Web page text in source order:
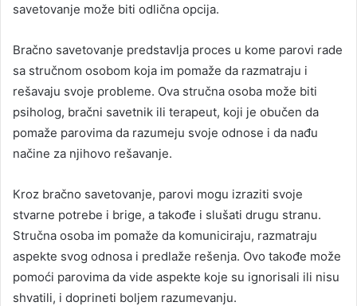
savetovanje može biti odlična opcija.
Bračno savetovanje predstavlja proces u kome parovi rade
sa stručnom osobom koja im pomaže da razmatraju i
rešavaju svoje probleme. Ova stručna osoba može biti
psiholog, bračni savetnik ili terapeut, koji je obučen da
pomaže parovima da razumeju svoje odnose i da nađu
načine za njihovo rešavanje.
Кroz bračno savetovanje, parovi mogu izraziti svoje
stvarne potrebe i brige, a takođe i slušati drugu stranu.
Stručna osoba im pomaže da komuniciraju, razmatraju
aspekte svog odnosa i predlaže rešenja. Ovo takođe može
pomoći parovima da vide aspekte koje su ignorisali ili nisu
shvatili, i doprineti boljem razumevanju.